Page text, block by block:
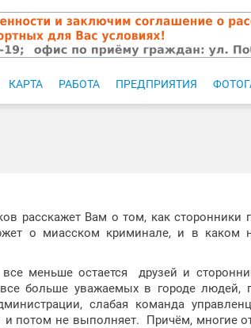
КАРТА РАБОТА ПРЕДПРИЯТИЯ
расскажет Вам о том, как сторонники
о миасском криминале, и в каком
все меньше остается друзей и
больше уважаемых в городе людей,
слабая команда
и потом не выполняет. Причём, многие